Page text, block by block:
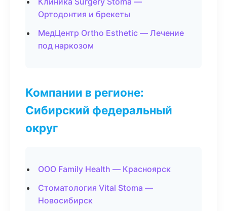
Ортодонтия и брекеты
МедЦентр Ortho Esthetic — Лечение
под наркозом
Компании в регионе:
Сибирский федеральный
округ
ООО Family Health — Красноярск
Стоматология Vital Stoma —
Новосибирск